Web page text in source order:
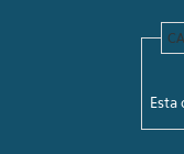
Esta